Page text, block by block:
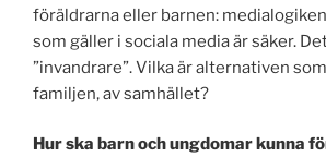
föräldrarna eller barnen:
som gäller i sociala media är säker.
”invandrare”. Vilka är alternativen
familjen, av samhället?
Hur ska barn och ungdomar kunna